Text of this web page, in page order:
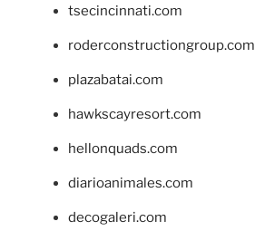
tsecincinnati.com
roderconstructiongroup.com
plazabatai.com
hawkscayresort.com
hellonquads.com
diarioanimales.com
decogaleri.com